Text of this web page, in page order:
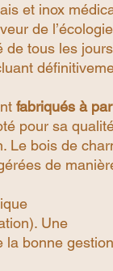
et inox
de
de tous les jours
fabriqués à
pour sa
Le bois de
de
Une
la bonne gestion